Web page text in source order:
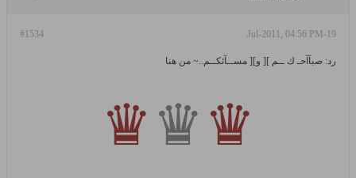
#1534 19-Jul-2011, 04:56 PM
رد: صبآآحـ ك ــم ][ و][ مســآئكــم..~ من هنا
♛
♛
♛